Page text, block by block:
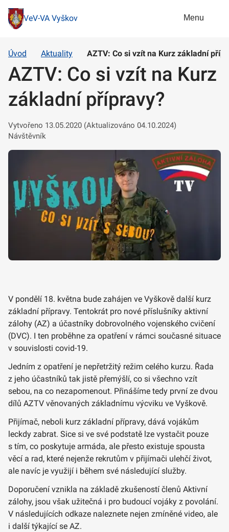
VeV-VA Vyškov Menu
Úvod Aktuality AZTV: Co si vzít na Kurz základní
AZTV: Co si vzít na Kurz
základní přípravy?
Vytvořeno 13.05.2020 (Aktualizováno 04.10.2024)
Návštěvník
V pondělí 18. května bude zahájen ve Vyškově další kurz
základní přípravy. Tentokrát pro nové příslušníky aktivní
zálohy (AZ) a účastníky dobrovolného vojenského cvičení
(DVC). I ten proběhne za opatření v rámci současné situace
v souvislosti covid-19.
Jedním z opatření je nepřetržitý režim celého kurzu. Řada
z jeho účastníků tak jistě přemýšlí, co si všechno vzít
sebou, na co nezapomenout. Přinášíme tedy první ze dvou
dílů AZTV věnovaných základnímu výcviku ve Vyškově.
Přijímač, neboli kurz základní přípravy, dává vojákům
leckdy zabrat. Sice si ve své podstatě lze vystačit pouze
s tím, co poskytuje armáda, ale přesto existuje spousta
věcí a rad, které nejenže rekrutům v přijímači ulehčí život,
ale navíc je využijí i během své následující služby.
Doporučení vznikla na základě zkušeností členů Aktivní
zálohy, jsou však užitečná i pro budoucí vojáky z povolání.
V následujících odkaze naleznete nejen zmíněné video, ale
i další týkající se AZ.